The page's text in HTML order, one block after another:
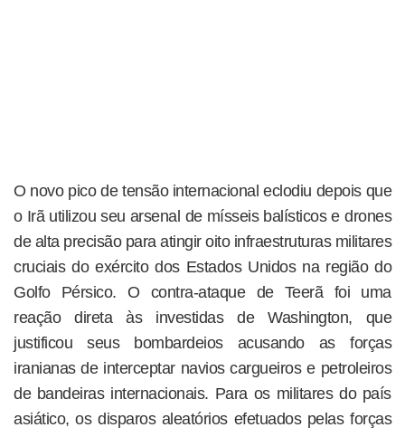
O novo pico de tensão internacional eclodiu depois que
o Irã utilizou seu arsenal de mísseis balísticos e drones
de alta precisão para atingir oito infraestruturas militares
cruciais do exército dos Estados Unidos na região do
Golfo Pérsico. O contra-ataque de Teerã foi uma
reação direta às investidas de Washington, que
justificou seus bombardeios acusando as forças
iranianas de interceptar navios cargueiros e petroleiros
de bandeiras internacionais. Para os militares do país
asiático, os disparos aleatórios efetuados pelas forças